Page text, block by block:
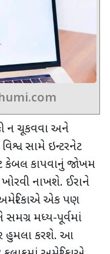
ન ચૂકવવા અને
સામે ઇન્ટરનેટ
કેબલ કાપવાનું જોખમ
નાખશે. ઈરાને
એક પણ
સમગ્ર મધ્ય-પૂર્વમાં
હુમલા કરશે. આ